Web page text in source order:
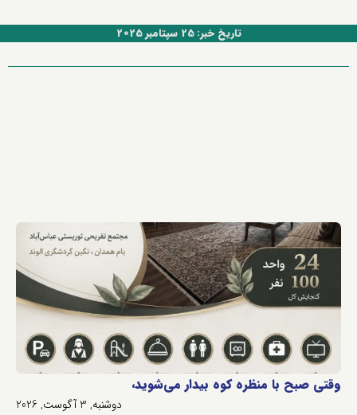
تاریخ خبر: 25 سپتامبر 2025
وقتی صبح با منظره کوه بیدار می‌شوید،
دوشنبه, 3 آگوست, 2026